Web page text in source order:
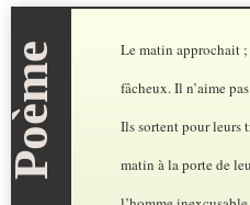
Le matin approchait
fâcheux. Il n’aime
Ils sortent pour leurs
matin à la porte de